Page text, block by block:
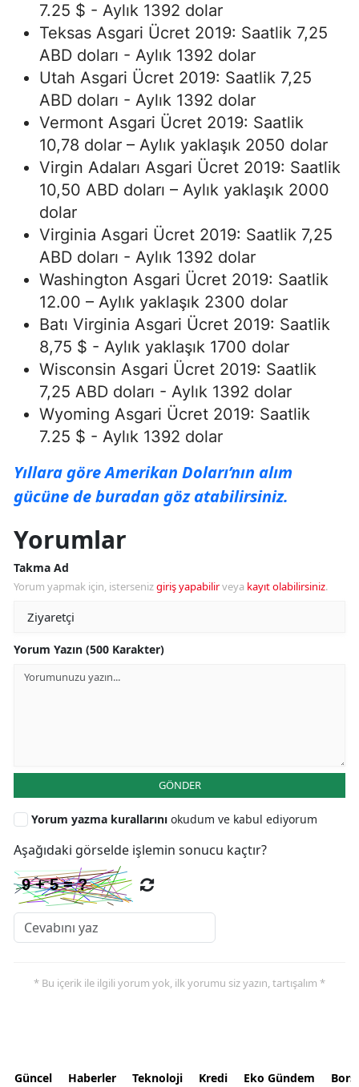
7.25 $ - Aylık 1392 dolar
Teksas Asgari Ücret 2019: Saatlik 7,25
ABD doları - Aylık 1392 dolar
Utah Asgari Ücret 2019: Saatlik 7,25
ABD doları - Aylık 1392 dolar
Vermont Asgari Ücret 2019: Saatlik
10,78 dolar – Aylık yaklaşık 2050 dolar
Virgin Adaları Asgari Ücret 2019: Saatlik
10,50 ABD doları – Aylık yaklaşık 2000
dolar
Virginia Asgari Ücret 2019: Saatlik 7,25
ABD doları - Aylık 1392 dolar
Washington Asgari Ücret 2019: Saatlik
12.00 – Aylık yaklaşık 2300 dolar
Batı Virginia Asgari Ücret 2019: Saatlik
8,75 $ - Aylık yaklaşık 1700 dolar
Wisconsin Asgari Ücret 2019: Saatlik
7,25 ABD doları - Aylık 1392 dolar
Wyoming Asgari Ücret 2019: Saatlik
7.25 $ - Aylık 1392 dolar
Yıllara göre Amerikan Doları’nın alım
gücüne de buradan göz atabilirsiniz.
Yorumlar
Takma Ad
Yorum yapmak için, istersenizgiriş yapabilirveya kayıt olabilirsiniz.
Yorum Yazın (500 Karakter)
GÖNDER
Yorum yazma kurallarını okudum ve kabul ediyorum
Aşağıdaki görselde işlemin sonucu kaçtır?
* Bu içerik ile ilgili yorum yok, ilk yorumu siz yazın, tartışalım *
Güncel Haberler Teknoloji Kredi Eko Gündem